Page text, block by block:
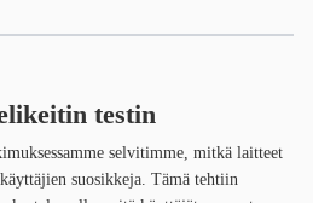
testin
selvitimme, mitkä laitteet
suosikkeja. Tämä tehtiin